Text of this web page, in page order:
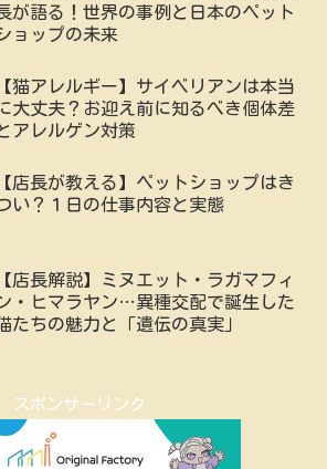
が語る！世界の事例と日本のペット
ョップの未来
【猫アレルギー】サイベリアンは本当
大丈夫？お迎え前に知るべき個体差
アレルゲン対策
【店長が教える】ペットショップはき
い？１日の仕事内容と実態
【店長解説】ミヌエット・ラガマフィ
・ヒマラヤン…異種交配で誕生した
たちの魅力と「遺伝の真実」
スポンサーリンク